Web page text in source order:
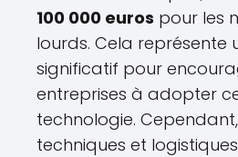
100 000 euros pour les
lourds. Cela représente
significatif pour
entreprises à adopter
technologie.
techniques et